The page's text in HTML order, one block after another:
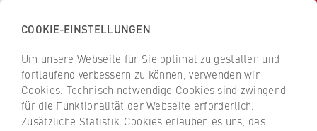
Z
u
ü
H
c
h
s
c
Z
u
r
ü
COOKIE-EINSTELLUNGEN
Um unsere Webseite für Sie optimal zu gestalten und
fortlaufend verbessern zu können, verwenden wir
Cookies. Technisch notwendige Cookies sind zwingend
für die Funktionalität der Webseite erforderlich.
Zusätzliche Statistik-Cookies erlauben es uns, das